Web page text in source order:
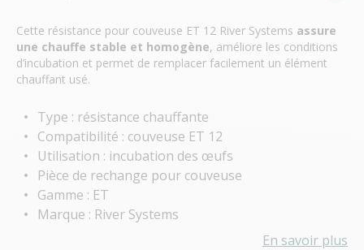
Cette résistance pour couveuse ET 12 River Systems assure
une chauffe stable et homogène, améliore les conditions
d’incubation et permet de remplacer facilement un élément
chauffant usé.
Type : résistance chauffante
Compatibilité : couveuse ET 12
Utilisation : incubation des œufs
Pièce de rechange pour couveuse
Gamme : ET
Marque : River Systems
En savoir plus